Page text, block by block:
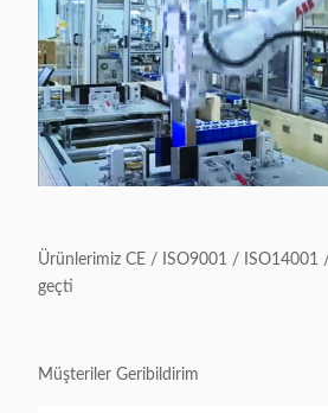
Ürünlerimiz CE / ISO9001 / ISO14001 /
geçti
Müşteriler Geribildirim